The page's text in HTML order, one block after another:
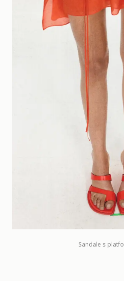
Sandale s